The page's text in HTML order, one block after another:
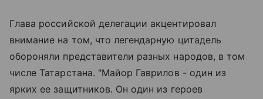
Глава российской делегации акцентировал
внимание на том, что легендарную цитадель
обороняли представители разных народов, в том
числе Татарстана. "Майор Гаврилов - один из
ярких ее защитников. Он один из героев